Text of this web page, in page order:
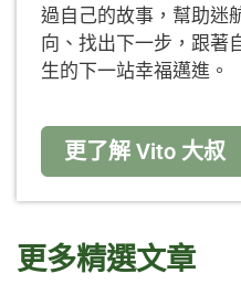
過自己的故事，幫助迷
向、找出下一步，跟著
生的下一站幸福邁進。
更了解 Vito 大叔
更多精選文章